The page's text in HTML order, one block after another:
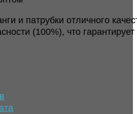
и патрубки отличного
(100%), что